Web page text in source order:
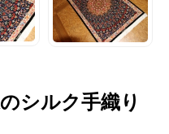
シルク手織り